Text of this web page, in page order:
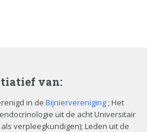
van:
in de Bijniervereniging ; Het
uit de acht Universitair
verpleegkundigen); Leden uit de